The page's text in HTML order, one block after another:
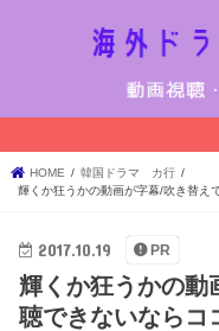
HOME
韓国ドラマ カ行
輝くか狂うかの動画が字幕/吹き替え
2017.10.19 PR
輝くか狂うかの動
聴できないならコ